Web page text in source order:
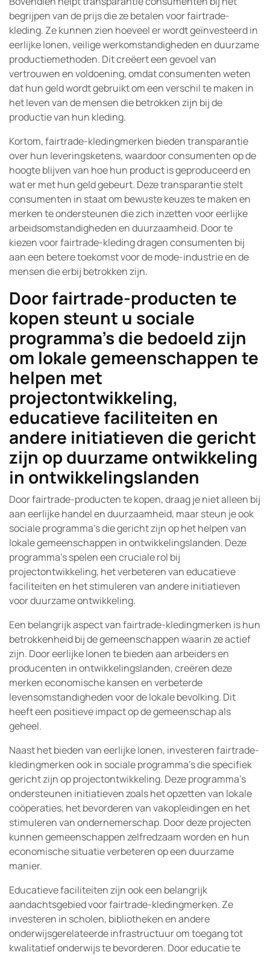
begrijpen van de prijs die ze betalen voor fairtrade-
kleding. Ze kunnen zien hoeveel er wordt geïnvesteerd in
eerlijke lonen, veilige werkomstandigheden en duurzame
productiemethoden. Dit creëert een gevoel van
vertrouwen en voldoening, omdat consumenten weten
dat hun geld wordt gebruikt om een verschil te maken in
het leven van de mensen die betrokken zijn bij de
productie van hun kleding.
Kortom, fairtrade-kledingmerken bieden transparantie
over hun leveringsketens, waardoor consumenten op de
hoogte blijven van hoe hun product is geproduceerd en
wat er met hun geld gebeurt. Deze transparantie stelt
consumenten in staat om bewuste keuzes te maken en
merken te ondersteunen die zich inzetten voor eerlijke
arbeidsomstandigheden en duurzaamheid. Door te
kiezen voor fairtrade-kleding dragen consumenten bij
aan een betere toekomst voor de mode-industrie en de
mensen die erbij betrokken zijn.
Door fairtrade-producten te
kopen steunt u sociale
programma’s die bedoeld zijn
om lokale gemeenschappen te
helpen met
projectontwikkeling,
educatieve faciliteiten en
andere initiatieven die gericht
zijn op duurzame ontwikkeling
in ontwikkelingslanden
Door fairtrade-producten te kopen, draag je niet alleen bij
aan eerlijke handel en duurzaamheid, maar steun je ook
sociale programma’s die gericht zijn op het helpen van
lokale gemeenschappen in ontwikkelingslanden. Deze
programma’s spelen een cruciale rol bij
projectontwikkeling, het verbeteren van educatieve
faciliteiten en het stimuleren van andere initiatieven
voor duurzame ontwikkeling.
Een belangrijk aspect van fairtrade-kledingmerken is hun
betrokkenheid bij de gemeenschappen waarin ze actief
zijn. Door eerlijke lonen te bieden aan arbeiders en
producenten in ontwikkelingslanden, creëren deze
merken economische kansen en verbeterde
levensomstandigheden voor de lokale bevolking. Dit
heeft een positieve impact op de gemeenschap als
geheel.
Naast het bieden van eerlijke lonen, investeren fairtrade-
kledingmerken ook in sociale programma’s die specifiek
gericht zijn op projectontwikkeling. Deze programma’s
ondersteunen initiatieven zoals het opzetten van lokale
coöperaties, het bevorderen van vakopleidingen en het
stimuleren van ondernemerschap. Door deze projecten
kunnen gemeenschappen zelfredzaam worden en hun
economische situatie verbeteren op een duurzame
manier.
Educatieve faciliteiten zijn ook een belangrijk
aandachtsgebied voor fairtrade-kledingmerken. Ze
investeren in scholen, bibliotheken en andere
onderwijsgerelateerde infrastructuur om toegang tot
kwalitatief onderwijs te bevorderen. Door educatie te